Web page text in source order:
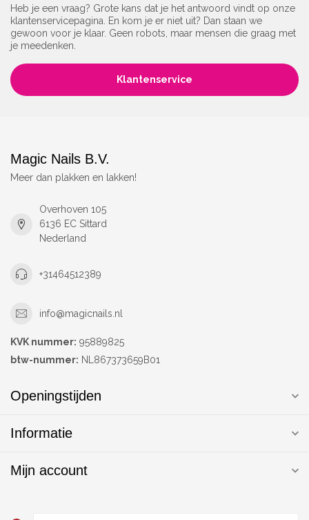
Heb je een vraag? Grote kans dat je het antwoord vindt op onze
klantenservicepagina. En kom je er niet uit? Dan staan we
gewoon voor je klaar. Geen robots, maar mensen die graag met
je meedenken.
Klantenservice
Magic Nails B.V.
Meer dan plakken en lakken!
Overhoven 105
6136 EC Sittard
Nederland
+31464512389
info@magicnails.nl
KVK nummer: 95889825
btw-nummer: NL867373659B01
Openingstijden
Informatie
Mijn account